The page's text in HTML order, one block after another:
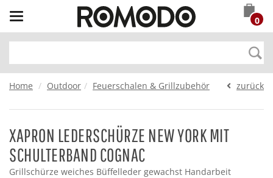
Toggle
navigation
0
Home Outdoor Feuerschalen & Grillzubehör zurück
XAPRON LEDERSCHÜRZE NEW YORK MIT
SCHULTERBAND COGNAC
Grillschürze weiches Büffelleder gewachst Handarbeit